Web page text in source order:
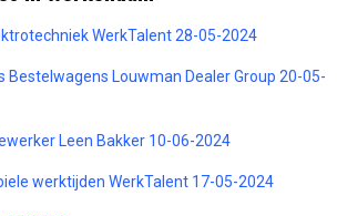
WerkTalent 28-05-2024
Bestelwagens Louwman Dealer Group 20-05-
Leen Bakker 10-06-2024
werktijden WerkTalent 17-05-2024